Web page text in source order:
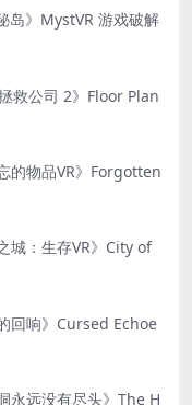
岛》MystVR 游戏破解
救公司 2》Floor Plan
的物品VR》Forgotten
城：生存VR》City of
回响》Cursed Echoe
永远没有尽头》The H